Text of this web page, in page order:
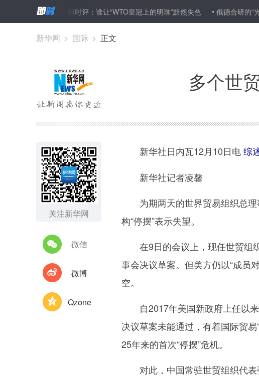
新华国际时评：谁让“WTO皇冠上的明珠”黯然失色 俄德合研的“光
新华网 > 国际 > 正文
多个世
关注新华网
微信
微博
Qzone
新华社日内瓦12月10日电综
新华社记者凌馨
为期两天的世界贸易组织总理
构“停摆”表示失望。
在9日的会议上，现任世贸组织
事会决议草案。但美方仍以“成员
空。
自2017年美国新政府上任以来
决议草案未能通过，有着国际贸
25年来的首次“停摆”危机。
对此，中国常驻世贸组织代表